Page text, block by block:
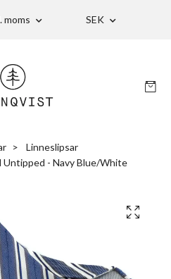
moms SEK
Linneslipsar
Untipped - Navy Blue/White